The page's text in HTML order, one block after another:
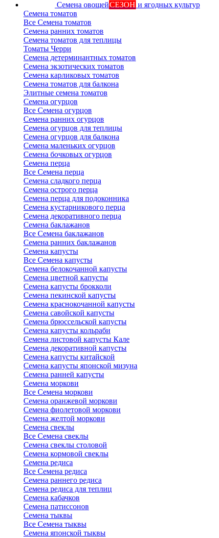
Семена овощейСЕЗОН и ягодных культур
Семена томатов
Все Семена томатов
Семена ранних томатов
Семена томатов для теплицы
Томаты Черри
Семена детерминантных томатов
Семена экзотических томатов
Семена карликовых томатов
Семена томатов для балкона
Элитные семена томатов
Семена огурцов
Все Семена огурцов
Семена ранних огурцов
Семена огурцов для теплицы
Семена огурцов для балкона
Семена маленьких огурцов
Семена бочковых огурцов
Семена перца
Все Семена перца
Семена сладкого перца
Семена острого перца
Семена перца для подоконника
Семена кустарникового перца
Семена декоративного перца
Семена баклажанов
Все Семена баклажанов
Семена ранних баклажанов
Семена капусты
Все Семена капусты
Семена белокочанной капусты
Семена цветной капусты
Семена капусты брокколи
Семена пекинской капусты
Семена краснокочанной капусты
Семена савойской капусты
Семена брюссельской капусты
Семена капусты кольраби
Семена листовой капусты Кале
Семена декоративной капусты
Семена капусты китайской
Семена капусты японской мизуна
Семена ранней капусты
Семена моркови
Все Семена моркови
Семена оранжевой моркови
Семена фиолетовой моркови
Семена желтой моркови
Семена свеклы
Все Семена свеклы
Семена свеклы столовой
Семена кормовой свеклы
Семена редиса
Все Семена редиса
Семена раннего редиса
Семена редиса для теплиц
Семена кабачков
Семена патиссонов
Семена тыквы
Все Семена тыквы
Семена японской тыквы